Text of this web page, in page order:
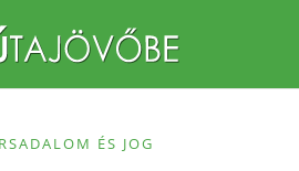
ÉS JOG